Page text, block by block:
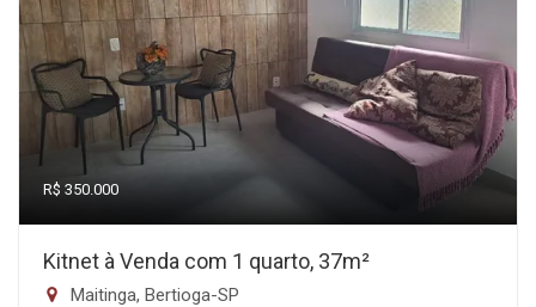
R$ 350.000
Kitnet à Venda com 1 quarto, 37m²
Maitinga, Bertioga-SP